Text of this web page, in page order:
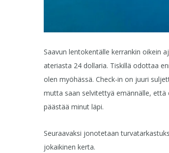
Saavun lentokentälle kerrankin oikein
ateriasta 24 dollaria. Tiskillä odottaa
olen myöhässä. Check-in on juuri
mutta saan selvitettyä emännälle,
päästää minut läpi.
Seuraavaksi jonotetaan
jokaikinen kerta.